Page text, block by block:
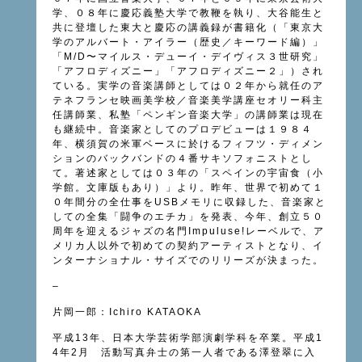
学、０８年に慶応義塾大学で教鞭を執り、大谷能生と
共に登壇した東大と慶応の講義録が書籍化（「東京大
学のアルバート・アイラー（歴史／キーワード編）」
「 M/D 〜マイルス・デューイ・デイヴィス３世研究」
「アフロディズニー」「アフロディズニー２」）され
ている。実学の音楽講師としては０２年から就任のア
テネフランセ映画美学校／音楽美学講座セオリー科主
任講師業、私塾「ペンギン音楽大学」の講師業は現在
も継続中。音楽家としてのプロデビューは１９８４
年、横須賀の米軍ベースに於けるフィフツ・ディメン
ションのバックバンドの４番サキソフォニストとし
て。著述家としては０３年の「スペインの宇宙食（小
学館。文庫版もあり）」より。昨年、世界で初めて１
０年間分の全仕事を USB メモリに収録した、音楽家と
しての全集
「闘争のエチカ」 を発表、今年、創立５０
周年を迎えるジャズの名門Impuluse!レーベルで、 ア
メリカ人以外で初めての契約アーティストとなり、 イ
ンターナショナル・サイズでのリリーズが決まった。
–
片岡一郎：Ichiro KATAOKA
平成13年、日本大学芸術学部演劇学科を卒業。平成1
4年2月 活動写真弁士の第一人者である澤登翠に入